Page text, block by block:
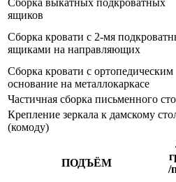
ящиков
Сборка кровати с 2-мя
ящиками на направляющих
Сборка кровати с ортопедическим
основание на металлокаркасе
Частичная сборка письменного
Крепление зеркала к дамскому
(комоду)
ПОДЪЁМ
/